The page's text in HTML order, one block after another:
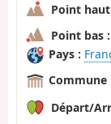
Point
Point bas :
Pays :
Commune
Départ/